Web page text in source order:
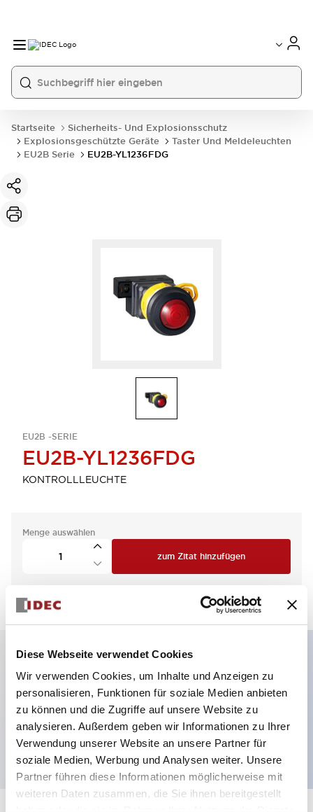
Diese Webseite verwendet Cookies
Wir verwenden Cookies, um Inhalte und Anzeigen zu
personalisieren, Funktionen für soziale Medien anbieten
zu können und die Zugriffe auf unsere Website zu
analysieren. Außerdem geben wir Informationen zu Ihrer
Verwendung unserer Website an unsere Partner für
soziale Medien, Werbung und Analysen weiter. Unsere
Partner führen diese Informationen möglicherweise mit
weiteren Daten zusammen, die Sie ihnen bereitgestellt
Startseite
Sicherheits- Und Explosionsschutz
Explosionsgeschützte Geräte
Taster Und Meldeleuchten
EU2B Serie
EU2B-YL1236FDG
EU2B -SERIE
EU2B-YL1236FDG
KONTROLLLEUCHTE
Menge auswählen
zum Zitat hinzufügen
Hauptmerkmale
Kontrollleuchte, 230 V AC Transformator-Typ,
fingersichere Schraubklemme, grüne Farbe